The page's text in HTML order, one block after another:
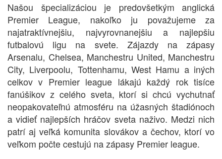
Našou špecializáciou je predovšetkým anglická
Premier League, nakoľko ju považujeme za
najatraktívnejšiu, najvyrovnanejšiu a najlepšiu
futbalovú ligu na svete. Zájazdy na zápasy
Arsenalu, Chelsea, Manchestru United, Manchestru
City, Liverpoolu, Tottenhamu, West Hamu a iných
celkov v Premier league lákajú každý rok tisíce
fanúšikov z celého sveta, ktorí si chcú vychutnať
neopakovateľnú atmosféru na úžasných štadiónoch
a vidieť najlepších hráčov sveta naživo. Medzi nich
patrí aj veľká komunita slovákov a čechov, ktorí vo
veľkom počte cestujú na zápasy Premier league.